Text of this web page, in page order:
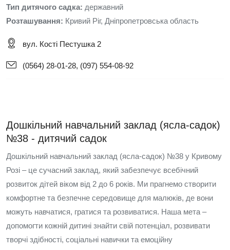
Тип дитячого садка: державний
Розташування: Кривий Ріг, Дніпропетровська область
вул. Кості Пестушка 2
(0564) 28-01-28, (097) 554-08-92
Дошкільний навчальний заклад (ясла-садок)
№38 - дитячий садок
Дошкільний навчальний заклад (ясла-садок) №38 у Кривому
Розі – це сучасний заклад, який забезпечує всебічний
розвиток дітей віком від 2 до 6 років. Ми прагнемо створити
комфортне та безпечне середовище для малюків, де вони
можуть навчатися, гратися та розвиватися. Наша мета –
допомогти кожній дитині знайти свій потенціал, розвивати
творчі здібності, соціальні навички та емоційну